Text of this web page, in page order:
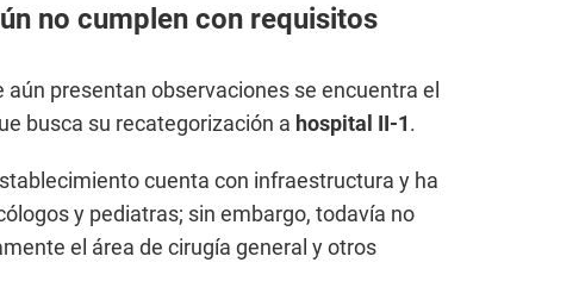
no cumplen con requisitos
presentan observaciones se encuentra el
busca su recategorización a hospital II-1.
cuenta con infraestructura y ha
y pediatras; sin embargo, todavía no
el área de cirugía general y otros